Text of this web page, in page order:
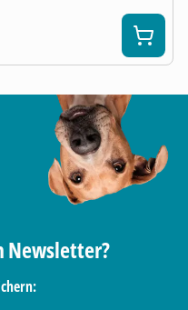
Newsletter?